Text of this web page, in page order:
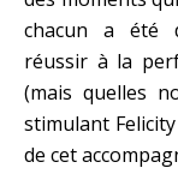
chacun a été
réussir à la
(mais quelles
stimulant
de cet